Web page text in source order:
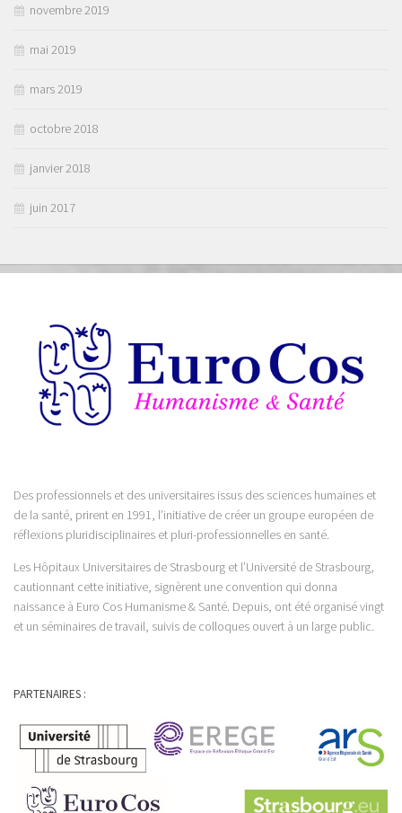
novembre 2019
mai 2019
mars 2019
octobre 2018
janvier 2018
juin 2017
Des professionnels et des universitaires issus des sciences humaines et
de la santé, prirent en 1991, l’initiative de créer un groupe européen de
réflexions pluridisciplinaires et pluri-professionnelles en santé.
Les Hôpitaux Universitaires de Strasbourg et l’Université de Strasbourg,
cautionnant cette initiative, signèrent une convention qui donna
naissance à Euro Cos Humanisme & Santé. Depuis, ont été organisé vingt
et un séminaires de travail, suivis de colloques ouvert à un large public.
PARTENAIRES :